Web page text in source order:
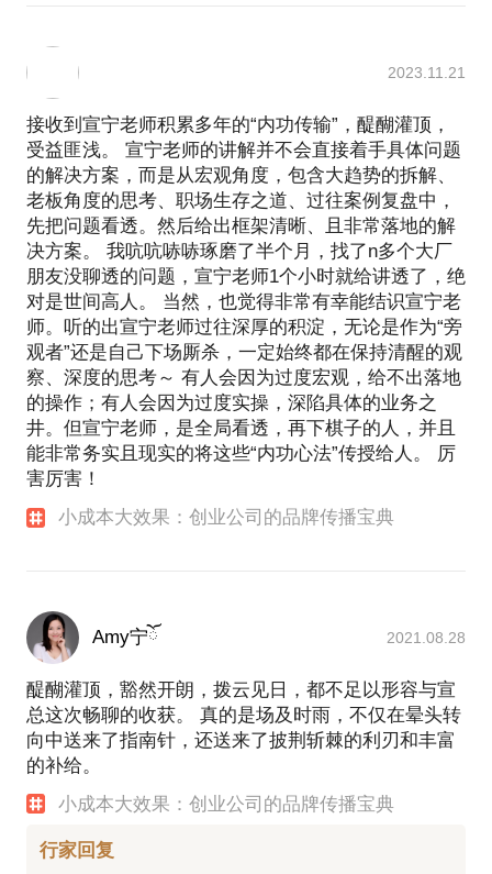
关怎么做？
8，既然本地人才难寻，公关传播是请外包团队做，还
是自己招人做？
您的相关疑问和困惑，我会力所能及的分享我的经验
和建议。
【系统约见成功后注意事项】
先请您自我明确：我要为您解答哪些疑虑？您对哪些
话题感兴趣？
约见前不妨通个电话，让我更好了解您的具体需求，
也让我们的约见更有效。
秀的报道？
情是什么？
-出席采访之前，新闻发言人本人和助手团队需要做哪
些准备？
-采访完成之后，还有什么能帮助产生更好报道的方法
和动作？
-新闻发言人的自媒体阵地该遵循怎样的原则管理？
-除了接受采访时，新闻发言人还应该从哪些方面维护
自己和品牌的形象？
一家公司的新闻发言人体系、工作流程和协调机制该
怎样搭建？
【系统约见成功后注意事项】
先请您自我明确：我要为您解答哪些疑虑？您对哪些
话题感兴趣？
约见前不妨通个电话，让我更好了解您的具体需求，
也让我们的约见更有效。
一年之后，宣宁入职全球顶级公关公司奥美，先后服
务于两家跨国公司客户——IBM和欧特克。3年的工作
让宣宁熟谙B2B业务营销传播之道，并在公关实务领
域打下了极为扎实的基本功。他直接撰写各类文章稿
件500多篇，直接组织和管理了超过100多场公关活
动，新闻发布会和专访，帮助客户发展和维护同数百
位记者的工作关系，协助客户管理的传播预算累计超
过数千万，并负责完成多个奥美年度“明星项目”。
2011年，宣宁加入联想集团公关团队，三年半的工作
经历让他熟练掌握企业品牌的构建方式（传播信息的
创作，企业领导人形象的维护，声誉和议题的管理
等），B2C产品业务的包装方法（产品定位和创意，
新媒体和社交媒体活动策划，热点炒作和事件运
作），也着手网络广告、体育营销传播等领域。在联
想工作后期，宣宁专门负责联想多位总裁和副总裁级
高管的传播事务，承担起联想十余个年度战略级重大
发布活动的传播项目负责人角色，因为出色成绩而获
得多次嘉奖。
创建了企业首个“新闻发言人体系”和“危机公关管理体
系”。在A轮创业公司钛合智造期间，宣宁不仅管理着
一支40+人才组成的市场营销队伍，同时也作为核心
高管成员参与公司经营决策，对于创业团队的特质、
需求、局限和纠结有着极为深刻的亲身体验。
2017年至2019年，宣宁加入年糕妈妈并担任品牌/市场
总监，见证了该公司从B轮到B+轮的成长。工作期
设、活动策划、企业社会责任、娱乐营销等事务，同
2023.11.21
接收到宣宁老师积累多年的“内功传输”，醍醐灌顶，
受益匪浅。 宣宁老师的讲解并不会直接着手具体问题
的解决方案，而是从宏观角度，包含大趋势的拆解、
老板角度的思考、职场生存之道、过往案例复盘中，
先把问题看透。然后给出框架清晰、且非常落地的解
决方案。 我吭吭哧哧琢磨了半个月，找了n多个大厂
朋友没聊透的问题，宣宁老师1个小时就给讲透了，绝
对是世间高人。 当然，也觉得非常有幸能结识宣宁老
师。听的出宣宁老师过往深厚的积淀，无论是作为“旁
观者”还是自己下场厮杀，一定始终都在保持清醒的观
察、深度的思考～ 有人会因为过度宏观，给不出落地
的操作；有人会因为过度实操，深陷具体的业务之
井。但宣宁老师，是全局看透，再下棋子的人，并且
能非常务实且现实的将这些“内功心法”传授给人。 厉
害厉害！
小成本大效果：创业公司的品牌传播宝典
Amy宁ོ 2021.08.28
醍醐灌顶，豁然开朗，拨云见日，都不足以形容与宣
总这次畅聊的收获。 真的是场及时雨，不仅在晕头转
向中送来了指南针，还送来了披荆斩棘的利刃和丰富
的补给。
小成本大效果：创业公司的品牌传播宝典
行家回复